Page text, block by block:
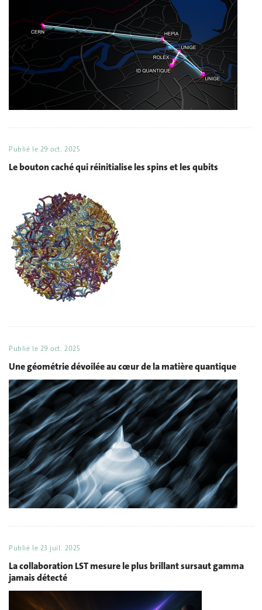
Publié le 29 oct. 2025
Le bouton caché qui réinitialise les spins et les qubits
Publié le 29 oct. 2025
Une géométrie dévoilée au cœur de la matière quantique
Publié le 23 juil. 2025
La collaboration LST mesure le plus brillant sursaut gamma
jamais détecté